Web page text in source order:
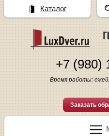
+7 (980)
Время работы:
Заказать
Каталог